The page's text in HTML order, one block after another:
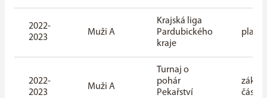
2022-
2023
Muži A
Krajská liga
Pardubického
kraje
2022-
2023
Muži A
Turnaj o
pohár
Pekařství
část